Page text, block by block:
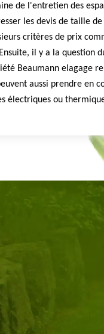
de l'entretien des
les devis de taille
critères de prix
il y a la question
Beaumann elagage
aussi prendre en
électriques ou